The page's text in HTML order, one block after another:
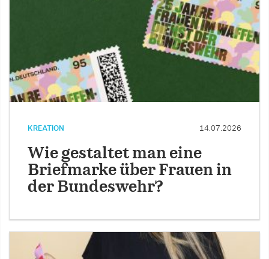
KREATION 14.07.2026
Wie gestaltet man eine
Briefmarke über Frauen in
der Bundeswehr?